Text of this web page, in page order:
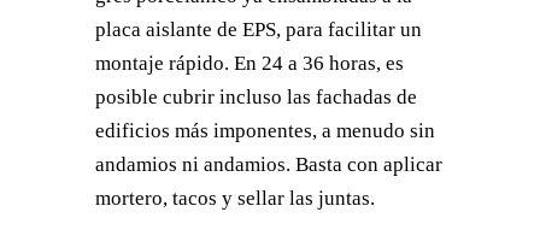
placa aislante de EPS, para facilitar un
montaje rápido. En 24 a 36 horas, es
posible cubrir incluso las fachadas de
edificios más imponentes, a menudo sin
andamios ni andamios. Basta con aplicar
mortero, tacos y sellar las juntas.